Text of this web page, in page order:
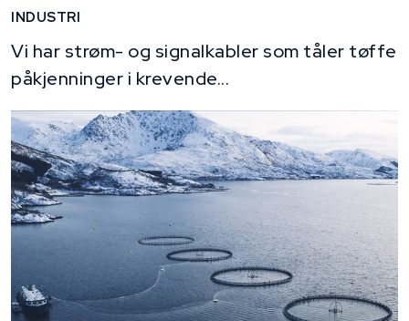
INDUSTRI
Vi har strøm- og signalkabler som tåler tøffe
påkjenninger i krevende...